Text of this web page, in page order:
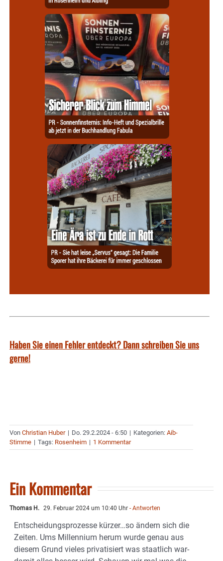
Haben Sie einen Fehler entdeckt? Dann schreiben Sie uns
gerne!
Von Christian Huber | Do. 29.2.2024 - 6:50 | Kategorien: Aib-
Stimme | Tags: Rosenheim | 1 Kommentar
Ein Kommentar
Thomas H. 29. Februar 2024 um 10:40 Uhr - Antworten
Entscheidungsprozesse kürzer…so ändern sich die
Zeiten. Ums Millennium herum wurde genau aus
diesem Grund vieles privatisiert was staatlich war-